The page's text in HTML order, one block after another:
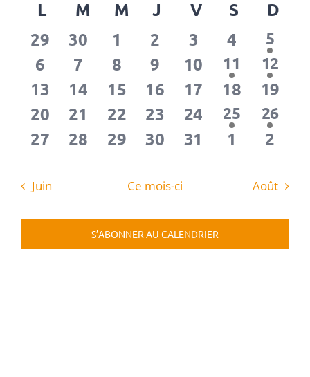
SANTÉ & SOCIAL
RECHERCHER:
par
une
date.
Calendrier
de
Évènements
L LUNDI
M MARDI
M MERCREDI
J JEUDI
V VENDREDI
S SAMEDI
D
0
évènements
29
0
évènements
30
0
évènements
1
0
évènements
2
0
évènements
3
0
4
1
5
0
évènements
6
0
évènements
7
0
évènements
8
0
évènements
9
0
évènements
10
2
11
2
12
0
évènements
13
0
évènements
14
0
évènements
15
0
évènements
16
0
évènements
17
0
18
0
19
0
évènements
20
0
évènements
21
0
évènements
22
0
évènements
23
0
évènements
24
1
évènement
25
1
26
0
évènements
27
0
évènements
28
0
évènements
29
0
évènements
30
0
évènements
31
0
1
0
2
Juin Ce mois-ci Août
S’ABONNER AU CALENDRIER